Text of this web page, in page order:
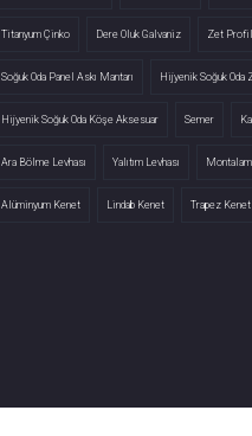
Titanyum Çinko Dere Oluk Galvaniz Zet
Soğuk Oda Panel Askı Mantarı Hijyenik Soğuk Oda
Hijyenik Soğuk Oda Köşe Aksesuar Semer
Ara Bölme Levhası Yalıtım Levhası
Alüminyum Kenet Lindab Kenet Trapez